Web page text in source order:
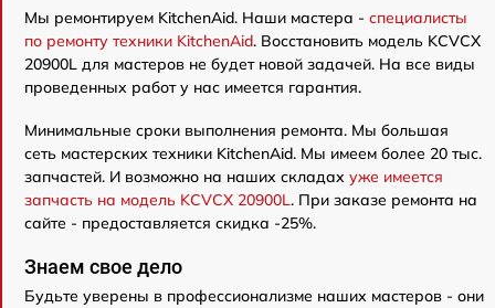
Мы ремонтируем KitchenAid. Наши мастера - специалисты
по ремонту техники KitchenAid. Восстановить модель KCVCX
20900L для мастеров не будет новой задачей. На все виды
проведенных работ у нас имеется гарантия.
Минимальные сроки выполнения ремонта. Мы большая
сеть мастерских техники KitchenAid. Мы имеем более 20 тыс.
запчастей. И возможно на наших складах уже имеется
запчасть на модель KCVCX 20900L. При заказе ремонта на
сайте - предоставляется скидка -25%.
Знаем свое дело
Будьте уверены в профессионализме наших мастеров - они